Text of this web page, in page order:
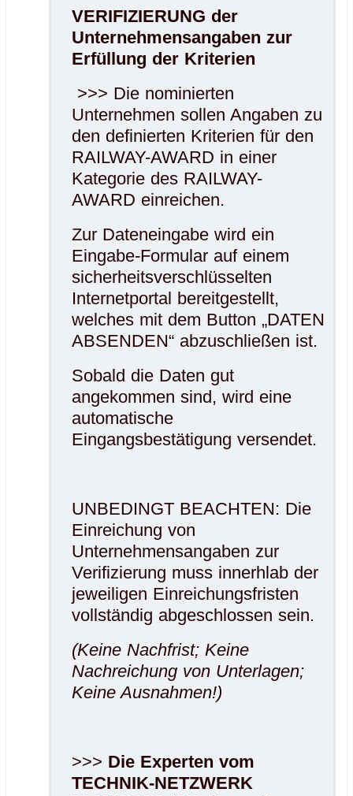
VERIFIZIERUNG der
Unternehmensangaben zur
Erfüllung der Kriterien
>>> Die nominierten
Unternehmen sollen Angaben zu
den definierten Kriterien für den
RAILWAY-AWARD in einer
Kategorie des RAILWAY-
AWARD einreichen.
Zur Dateneingabe wird ein
Eingabe-Formular auf einem
sicherheitsverschlüsselten
Internetportal bereitgestellt,
welches mit dem Button „DATEN
ABSENDEN“ abzuschließen ist.
Sobald die Daten gut
angekommen sind, wird eine
automatische
Eingangsbestätigung versendet.
UNBEDINGT BEACHTEN: Die
Einreichung von
Unternehmensangaben zur
Verifizierung muss innerhlab der
jeweiligen Einreichungsfristen
vollständig abgeschlossen sein.
(Keine Nachfrist; Keine
Nachreichung von Unterlagen;
Keine Ausnahmen!)
>>> Die Experten vom
TECHNIK-NETZWERK